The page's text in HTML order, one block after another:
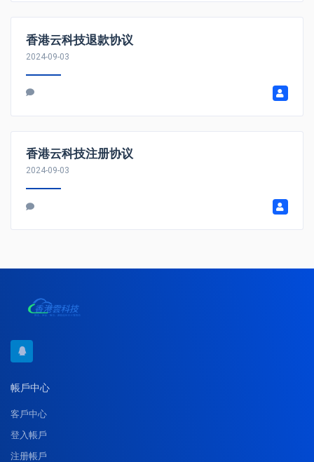
香港云科技退款协议
2024-09-03
香港云科技注册协议
2024-09-03
帳戶中心
客戶中心
登入帳戶
注册帳戶